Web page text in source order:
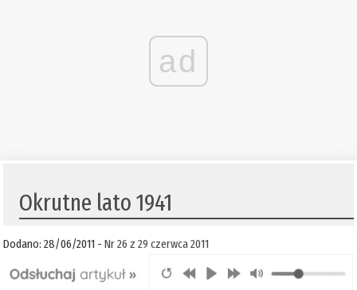
ad
Okrutne lato 1941
Dodano: 28/06/2011 -Nr 26 z 29 czerwca 2011